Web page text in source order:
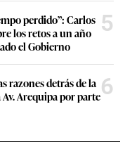
perdido”: Carlos
los retos a un año
el Gobierno
5
razones detrás de la
Arequipa por parte6